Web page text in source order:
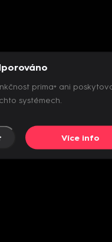
prima+ ani
systémech.
Více info